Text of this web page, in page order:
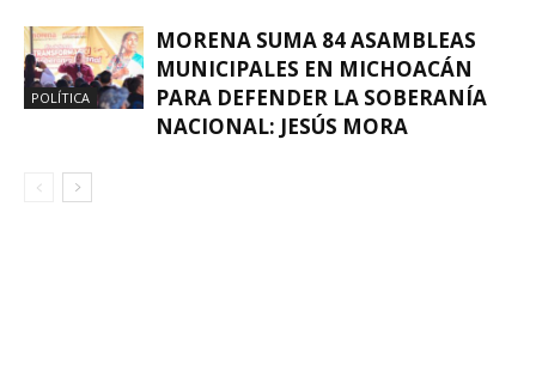
POLÍTICA
MORENA SUMA 84 ASAMBLEAS
MUNICIPALES EN MICHOACÁN
PARA DEFENDER LA SOBERANÍA
NACIONAL: JESÚS MORA